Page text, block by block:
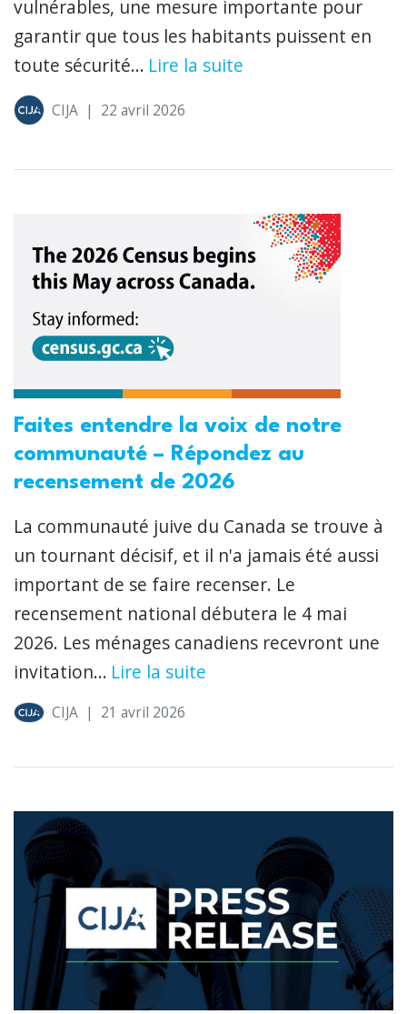
vulnérables, une mesure importante pour
garantir que tous les habitants puissent en
toute sécurité... Lire la suite
CIJA | 22 avril 2026
Faites entendre la voix de notre
communauté – Répondez au
recensement de 2026
La communauté juive du Canada se trouve à
un tournant décisif, et il n'a jamais été aussi
important de se faire recenser. Le
recensement national débutera le 4 mai
2026. Les ménages canadiens recevront une
invitation... Lire la suite
CIJA | 21 avril 2026